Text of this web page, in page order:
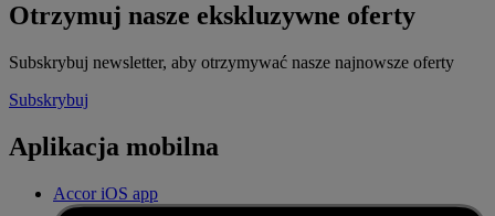
Otrzymuj nasze ekskluzywne oferty
Subskrybuj newsletter, aby otrzymywać nasze najnowsze oferty
Subskrybuj
Aplikacja mobilna
Accor iOS app